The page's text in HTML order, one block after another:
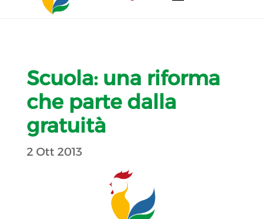
Scuola: una riforma
che parte dalla
gratuità
2 Ott 2013